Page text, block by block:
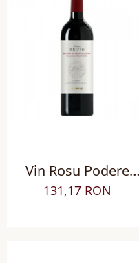
Vin Rosu Podere
Brizio Rosso di
Montalcino DOCG sec
131,17 RON